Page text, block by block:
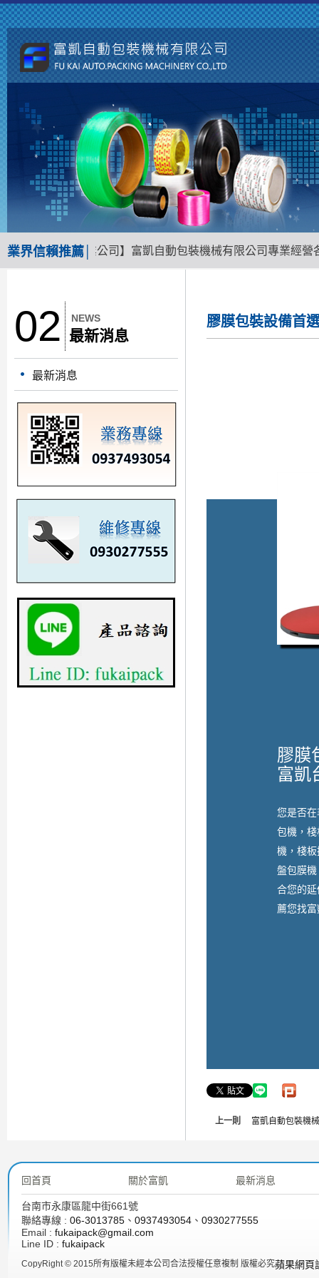
業界信賴推薦│
裝機械材料專業公司】富凱自動包裝機械有限公司專業經營
02 NEWS
最新消息
最新消息
膠膜包裝設備首
膠膜
富凱
您是否
包機，
機，棧
盤包膜
合您的
薦您找富
上一則 富凱自動包裝機
回首頁 關於富凱 最新消息
台南市永康區龍中街661號
聯絡專線 : 06-3013785 、 0937493054 、 0930277555
Email : fukaipack@gmail.com
Line ID : fukaipack
CopyRight © 2015所有版權未經本公司合法授權任意複制 版權必究蘋果網頁